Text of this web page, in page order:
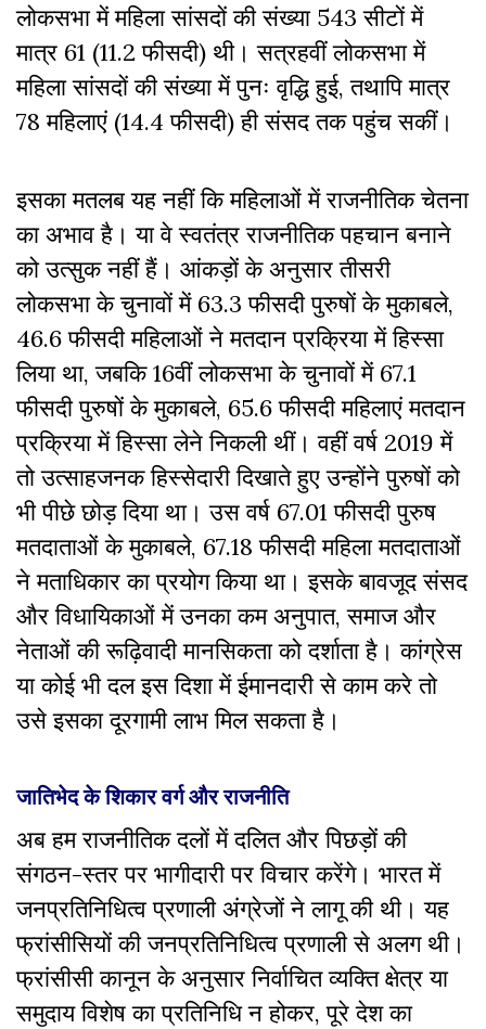
लोकसभा में महिला सांसदों की संख्या 543 सीटों में
मात्र 61 (11.2 फीसदी) थी। सत्रहवीं लोकसभा में
महिला सांसदों की संख्या में पुनः वृद्धि हुई, तथापि मात्र
78 महिलाएं (14.4 फीसदी) ही संसद तक पहुंच सकीं।
इसका मतलब यह नहीं कि महिलाओं में राजनीतिक चेतना
का अभाव है। या वे स्वतंत्र राजनीतिक पहचान बनाने
को उत्सुक नहीं हैं। आंकड़ों के अनुसार तीसरी
लोकसभा के चुनावों में 63.3 फीसदी पुरुषों के मुकाबले,
46.6 फीसदी महिलाओं ने मतदान प्रक्रिया में हिस्सा
लिया था, जबकि 16वीं लोकसभा के चुनावों में 67.1
फीसदी पुरुषों के मुकाबले, 65.6 फीसदी महिलाएं मतदान
प्रक्रिया में हिस्सा लेने निकली थीं। वहीं वर्ष 2019 में
तो उत्साहजनक हिस्सेदारी दिखाते हुए उन्होंने पुरुषों को
भी पीछे छोड़ दिया था। उस वर्ष 67.01 फीसदी पुरुष
मतदाताओं के मुकाबले, 67.18 फीसदी महिला मतदाताओं
ने मताधिकार का प्रयोग किया था। इसके बावजूद संसद
और विधायिकाओं में उनका कम अनुपात, समाज और
नेताओं की रूढ़िवादी मानसिकता को दर्शाता है। कांग्रेस
या कोई भी दल इस दिशा में ईमानदारी से काम करे तो
उसे इसका दूरगामी लाभ मिल सकता है।
जातिभेद के शिकार वर्ग और राजनीति
अब हम राजनीतिक दलों में दलित और पिछड़ों की
संगठन-स्तर पर भागीदारी पर विचार करेंगे। भारत में
जनप्रतिनिधित्व प्रणाली अंग्रेजों ने लागू की थी। यह
फ्रांसीसियों की जनप्रतिनिधित्व प्रणाली से अलग थी।
फ्रांसीसी कानून के अनुसार निर्वाचित व्यक्ति क्षेत्र या
समुदाय विशेष का प्रतिनिधि न होकर, पूरे देश का